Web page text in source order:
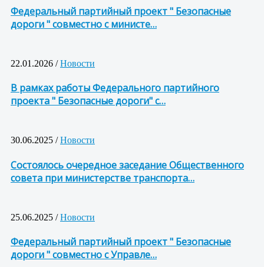
Федеральный партийный проект " Безопасные
дороги " совместно с министе…
22.01.2026 /Новости
В рамках работы Федерального партийного
проекта " Безопасные дороги" с…
30.06.2025 /Новости
Состоялось очередное заседание Общественного
совета при министерстве транспорта…
25.06.2025 /Новости
Федеральный партийный проект " Безопасные
дороги " совместно с Управле…